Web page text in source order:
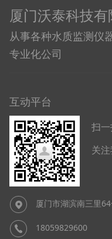
厦门沃泰科技有
从事各种水质监测仪
专业化公司
互动平台
扫
关
厦门市湖滨南三里
18059829600